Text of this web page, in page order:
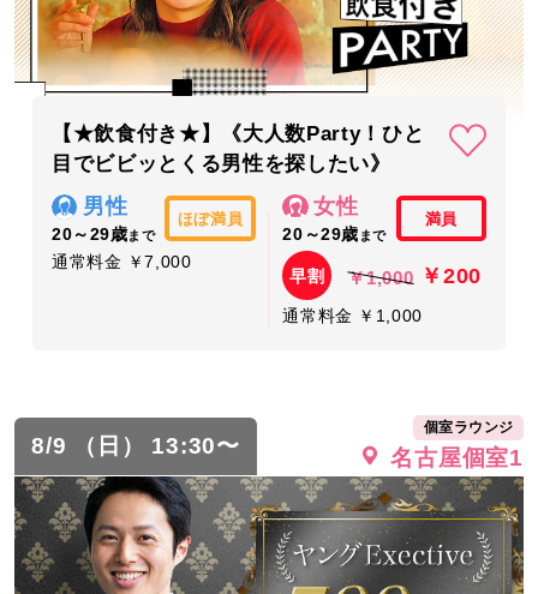
【★飲食付き★】《大人数Party！ひと
目でビビッとくる男性を探したい》
男性
20～29歳まで
ほぼ満員
通常料金 ￥7,000
女性
20～29歳 まで
満員
早割 ￥1,000 ￥200
通常料金 ￥1,000
8/9 （日） 13:30〜
個室ラウンジ
名古屋個室1